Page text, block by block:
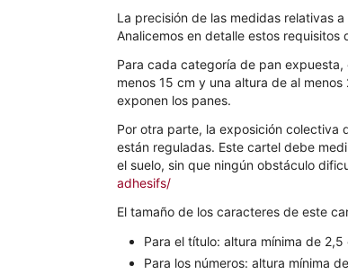
La precisión de las medidas relativas
Analicemos en detalle estos requisitos
Para cada categoría de pan
menos 15 cm y una altura de al
exponen los panes.
Por otra parte, la exposición colectiva
están reguladas. Este cartel debe
el suelo, sin que ningún obstáculo
adhesifs/
El tamaño de los caracteres de este
Para el título: altura mínima de
Para los números: altura mínima